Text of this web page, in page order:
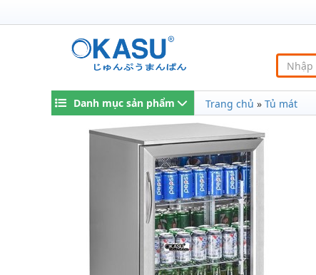
Danh mục sản phẩm Trang chủ » Tủ mát